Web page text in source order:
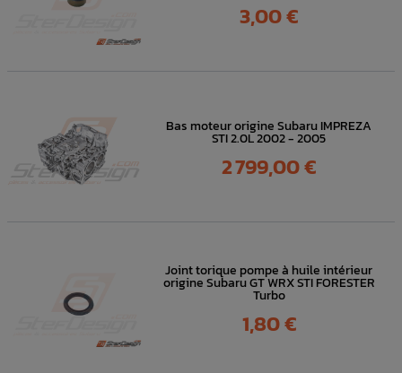
Prix
3,00 €
Bas moteur origine Subaru IMPREZA
STI 2.0L 2002 - 2005
Prix
2 799,00 €
Joint torique pompe à huile intérieur
origine Subaru GT WRX STI FORESTER
Turbo
Prix
1,80 €